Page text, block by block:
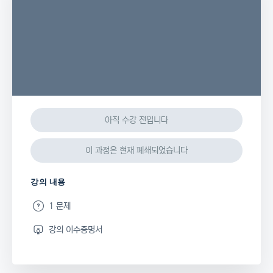
아직 수강 전입니다
이 과정은 현재 폐쇄되었습니다
강의 내용
1 문제
강의 이수증명서